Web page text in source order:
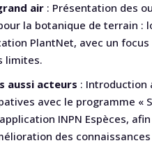
air : Présentation des
la botanique de terrain :
PlantNet, avec un focus
limites.
aussi acteurs : Introduction
avec le programme «
INPN Espèces,
des connaissances